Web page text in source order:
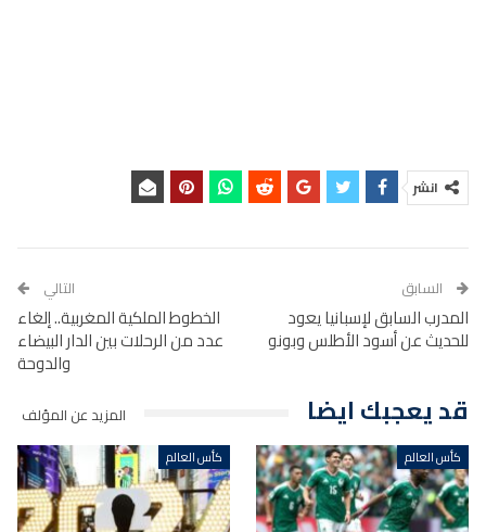
انشر
السابق
المدرب السابق لإسبانيا يعود
للحديث عن أسود الأطلس وبونو
التالي
الخطوط الملكية المغربية.. إلغاء
عدد من الرحلات بين الدار البيضاء
والدوحة
قد يعجبك ايضا المزيد عن المؤلف
كأس العالم كأس العالم